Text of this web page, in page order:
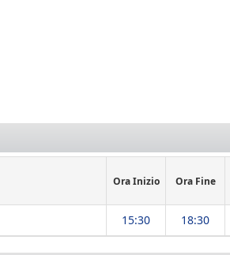
Ora Inizio Ora Fine
15:30 18:30